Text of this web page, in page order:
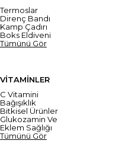
Termoslar
Direnç Bandı
Kamp Çadırı
Boks Eldiveni
Tümünü Gör
VİTAMİNLER
C Vitamini
Bağışıklık
Bitkisel Ürünler
Glukozamin Ve
Eklem Sağlığı
Tümünü Gör